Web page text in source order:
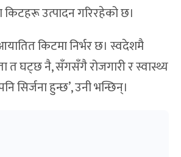
उत्पादन गरिरहेको छ।
किटमा निर्भर छ। स्वदेशमै
त घट्छ नै, सँगसँगै रोजगारी र स्वास्थ्य
सिर्जना हुन्छ’, उनी भन्छिन्।